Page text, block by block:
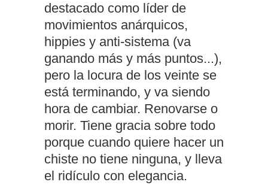
destacado como líder de
movimientos anárquicos,
hippies y anti-sistema (va
ganando más y más puntos...),
pero la locura de los veinte se
está terminando, y va siendo
hora de cambiar. Renovarse o
morir. Tiene gracia sobre todo
porque cuando quiere hacer un
chiste no tiene ninguna, y lleva
el ridículo con elegancia.